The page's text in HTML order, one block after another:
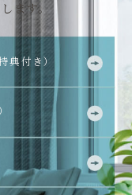
ます。
典付き）